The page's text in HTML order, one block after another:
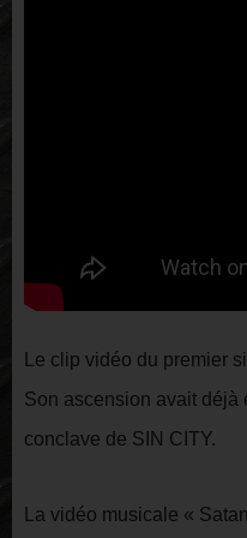
Le clip vidéo du premier
Son ascension avait déjà
conclave de SIN CITY.
La vidéo musicale «